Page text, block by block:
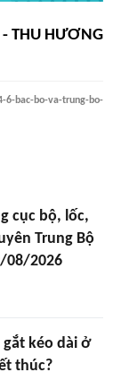
THU HƯƠNG
6-bac-bo-va-trung-bo-
cục bộ, lốc,
Trung Bộ
08/2026
kéo dài ở
thúc?